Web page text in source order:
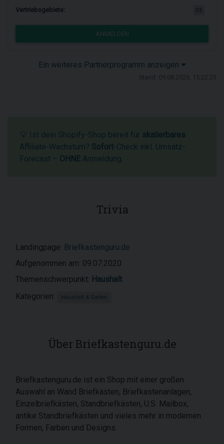
Vertriebsgebiete:
ANMELDEN
Ein weiteres Partnerprogramm anzeigen
💡 Ist dein Shopify-Shop bereit für skalierbares
Affiliate-Wachstum? Sofort-Check inkl. Umsatz-
Forecast – OHNE Anmeldung.
Trivia
Landingpage: Briefkastenguru.de
Aufgenommen am: 09.07.2020
Themenschwerpunkt: Haushalt
Kategorien:
Haushalt & Garten
Über Briefkastenguru.de
Briefkastenguru.de ist ein Shop mit einer großen
Auswahl an Wand Briefkästen, Briefkastenanlagen,
Einzelbriefkästen, Standbriefkästen, U.S. Mailbox,
antike Standbriefkästen und vieles mehr in modernen
Formen, Farben und Designs.